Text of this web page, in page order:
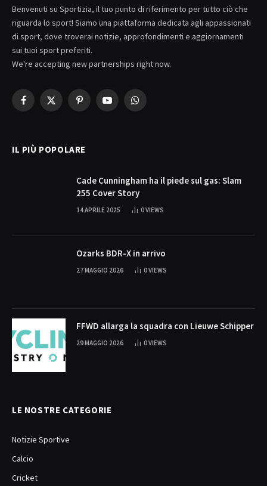
Benvenuti su Sportizia, il tuo punto di riferimento per tutto ciò che
riguarda lo sport! Siamo una piattaforma dedicata agli appassionati
di sport, dove troverai notizie, approfondimenti e aggiornamenti
sui tuoi sport preferiti.
We're accepting new partnerships right now.
Facebook
X
PinterestYouTubeWhatsApp
IL PIÙ POPOLARE
Cade Cunningham ha il piede sul gas: Slam
255 Cover Story
14 APRILE 2025 0VIEWS
Ozarks BDR-X in arrivo
27 MAGGIO 2026 0VIEWS
FFWD allarga la squadra con Lieuwe Schipper
29 MAGGIO 2026 0VIEWS
LE NOSTRE CATEGORIE
Notizie Sportive
Calcio
Cricket